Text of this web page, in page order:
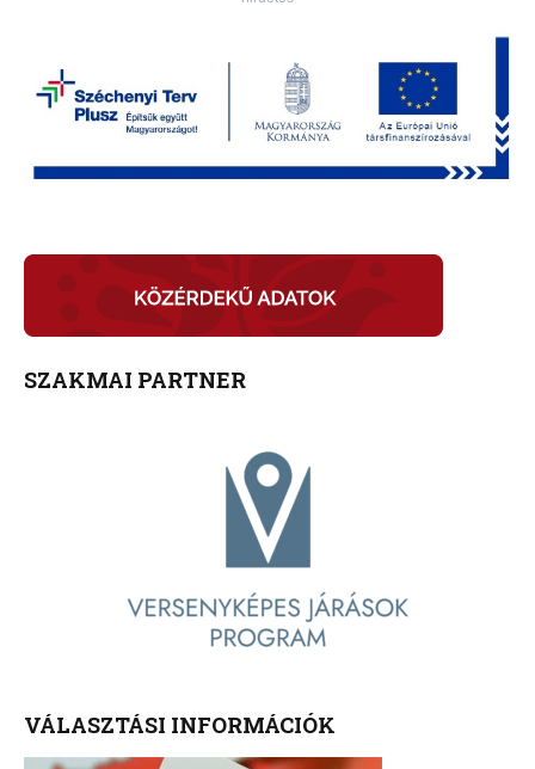
SZAKMAI PARTNER
VÁLASZTÁSI INFORMÁCIÓK